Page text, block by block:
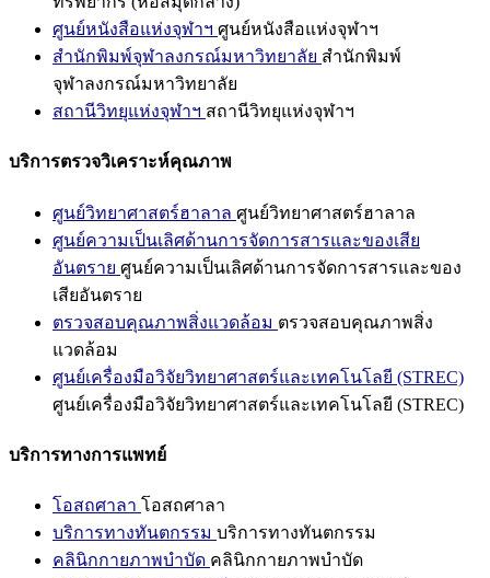
ศูนย์หนังสือแห่งจุฬาฯ ศูนย์หนังสือแห่งจุฬาฯ
สำนักพิมพ์จุฬาลงกรณ์มหาวิทยาลัย สำนักพิมพ์
จุฬาลงกรณ์มหาวิทยาลัย
สถานีวิทยุแห่งจุฬาฯ สถานีวิทยุแห่งจุฬาฯ
บริการตรวจวิเคราะห์คุณภาพ
ศูนย์วิทยาศาสตร์ฮาลาล ศูนย์วิทยาศาสตร์ฮาลาล
ศูนย์ความเป็นเลิศด้านการจัดการสารและของเสีย
อันตราย ศูนย์ความเป็นเลิศด้านการจัดการสารและของ
เสียอันตราย
ตรวจสอบคุณภาพสิ่งแวดล้อม ตรวจสอบคุณภาพสิ่ง
แวดล้อม
ศูนย์เครื่องมือวิจัยวิทยาศาสตร์และเทคโนโลยี (STREC)
ศูนย์เครื่องมือวิจัยวิทยาศาสตร์และเทคโนโลยี (STREC)
บริการทางการแพทย์
โอสถศาลา โอสถศาลา
บริการทางทันตกรรม บริการทางทันตกรรม
คลินิกกายภาพบำบัด คลินิกกายภาพบำบัด